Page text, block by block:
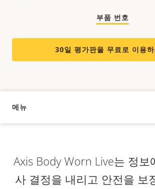
부품 번호
30일 평가판을 무료로 이용
메뉴
오버뷰
Axis Body Worn Live는 정보
사 결정을 내리고 안전을 보